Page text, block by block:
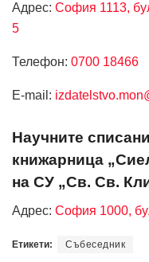
Адрес: София 1113,
5
Телефон: 0700 18466
Е-mail:
Научните
книжарница
на СУ „Св. Св.
Адрес: София 1000,
Етикети: Събеседник